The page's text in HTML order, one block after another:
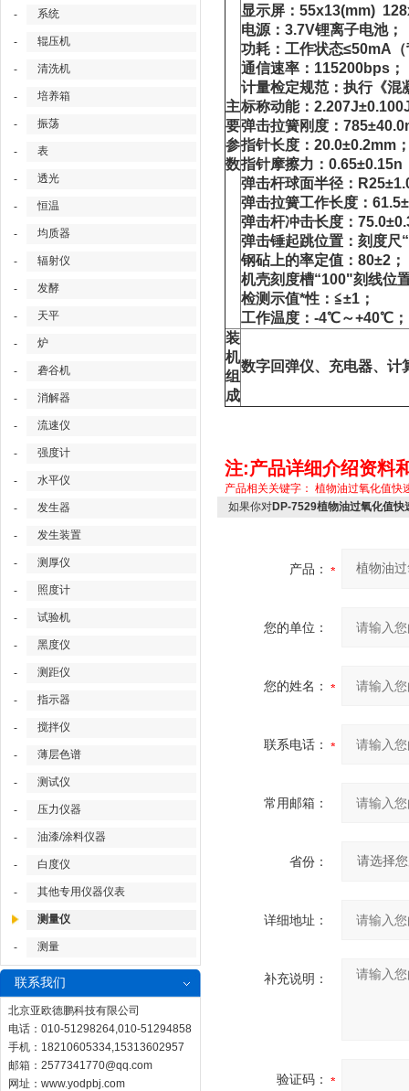
- 系统
- 辊压机
- 清洗机
- 培养箱
- 振荡
- 表
- 透光
- 恒温
- 均质器
- 辐射仪
- 发酵
- 天平
- 炉
- 砻谷机
- 消解器
- 流速仪
- 强度计
- 水平仪
- 发生器
- 发生装置
- 测厚仪
- 照度计
- 试验机
- 黑度仪
- 测距仪
- 指示器
- 搅拌仪
- 薄层色谱
- 测试仪
- 压力仪器
- 油漆/涂料仪器
- 白度仪
- 其他专用仪器仪表
测量仪
- 测量
联系我们
北京亚欧德鹏科技有限公司
电话：010-51298264,010-51294858
手机：18210605334,15313602957
邮箱： 2577341770@qq.com
网址： www.yodpbj.com
主
要
参
数
显示屏：55x13(mm)
电源：3.7V锂离子电池；
功耗：工作状态≤50mA
通信速率：115200bps；
计量检定规范：执行《混
标称动能：
弹击拉簧刚度：
指针长度：20.0±0.2mm
指针摩擦力：0.65±0.15n
弹击杆球面半径：
弹击拉簧工作长度：
弹击杆冲击长度：
弹击锤起跳位置：刻度尺
钢砧上的率定值：80±2；
机壳刻度槽“100"刻线位
检测示值*性：≦±1；
工作温度：-4℃～+40℃；
装
机
组
成
数字回弹仪、充电器、计
注:产品详细介绍资料
产品相关关键字： 植物油过氧化值快
如果你对DP-7529植物油过氧化值
产品：
您的单位：
您的姓名：
联系电话：
常用邮箱：
省份：
详细地址：
补充说明：
验证码：